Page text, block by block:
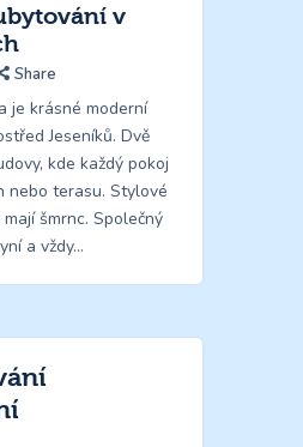
v
Share
je krásné moderní
Jeseníků. Dvě
kde každý pokoj
nebo terasu. Stylové
šmrnc. Společný
a vždy…